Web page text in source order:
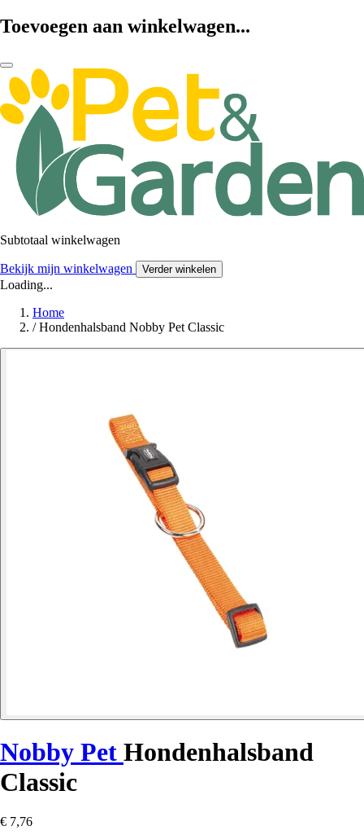
Toevoegen aan winkelwagen...
Subtotaal winkelwagen
Bekijk mijn winkelwagen Verder winkelen
Loading...
Home
/ Hondenhalsband Nobby Pet Classic
Nobby Pet Hondenhalsband
Classic
€ 7,76